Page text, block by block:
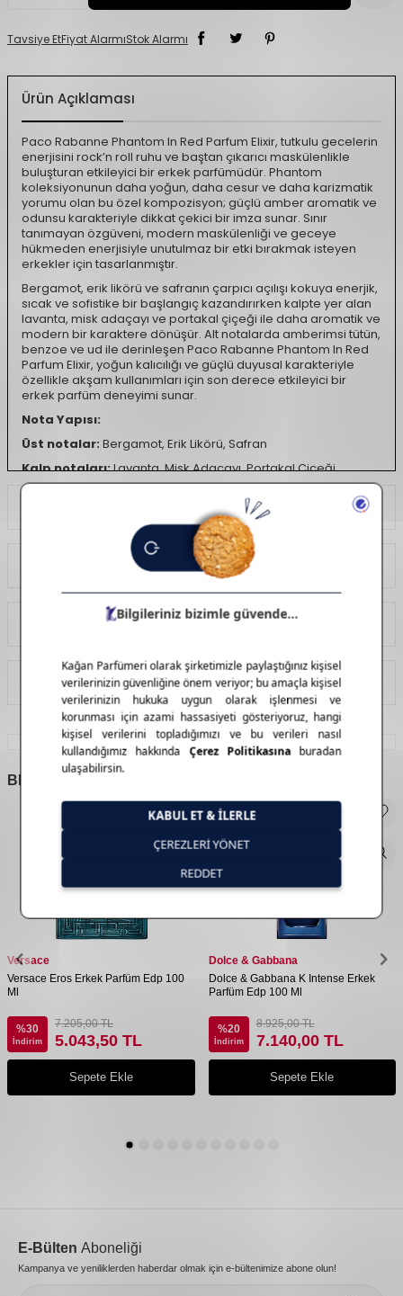
Tavsiye EtFiyat AlarmıStok Alarmı
Ürün Açıklaması
Paco Rabanne Phantom In Red Parfum Elixir, tutkulu gecelerin
enerjisini rock’n roll ruhu ve baştan çıkarıcı maskülenlikle
buluşturan etkileyici bir erkek parfümüdür. Phantom
koleksiyonunun daha yoğun, daha cesur ve daha karizmatik
yorumu olan bu özel kompozisyon; güçlü amber aromatik ve
odunsu karakteriyle dikkat çekici bir imza sunar. Sınır
tanımayan özgüveni, modern maskülenliği ve geceye
hükmeden enerjisiyle unutulmaz bir etki bırakmak isteyen
erkekler için tasarlanmıştır.
Bergamot, erik likörü ve safranın çarpıcı açılışı kokuya enerjik,
sıcak ve sofistike bir başlangıç kazandırırken kalpte yer alan
lavanta, misk adaçayı ve portakal çiçeği ile daha aromatik ve
modern bir karaktere dönüşür. Alt notalarda amberimsi tütün,
benzoe ve ud ile derinleşen Paco Rabanne Phantom In Red
Parfum Elixir, yoğun kalıcılığı ve güçlü duyusal karakteriyle
özellikle akşam kullanımları için son derece etkileyici bir
erkek parfüm deneyimi sunar.
Nota Yapısı:
Üst notalar: Bergamot, Erik Likörü, Safran
Kalp notaları:Lavanta, Misk Adaçayı, Portakal Çiçeği
Alt notalar:
İade Koşulları
BENZER ÜRÜNLER
Versace
Versace Eros Erkek Parfüm Edp 100
Ml
%30
İndirim
7.205,00TL
5.043,50 TL
Sepete Ekle
Dolce & Gabbana
Dolce & Gabbana K Intense Erkek
Parfüm Edp 100 Ml
%20
İndirim
8.925,00TL
7.140,00TL
Sepete Ekle
E-Bülten Aboneliği
Kampanya ve yeniliklerden haberdar olmak için e-bültenimize abone olun!